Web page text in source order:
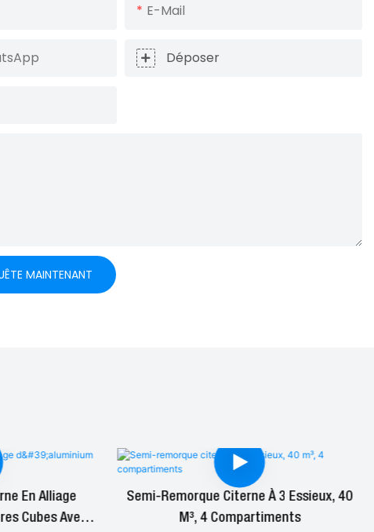
E-Mail
Déposer
MAINTENANT
En Alliage
Cubes Avec
Semi-Remorque Citerne À 3 Essieux, 40
M³, 4 Compartiments